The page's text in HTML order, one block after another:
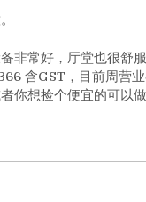
非常好，厅堂也很舒
含GST，目前周营
你想捡个便宜的可以